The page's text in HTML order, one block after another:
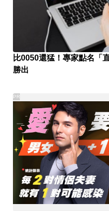
比0050還猛！專家點名「
勝出
PR